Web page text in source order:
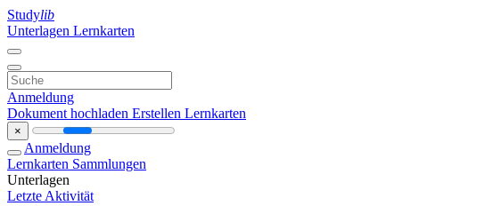
Studylib
Unterlagen Lernkarten
Anmeldung
Dokument hochladen Erstellen Lernkarten
×
Anmeldung
Lernkarten Sammlungen
Unterlagen
Letzte Aktivität